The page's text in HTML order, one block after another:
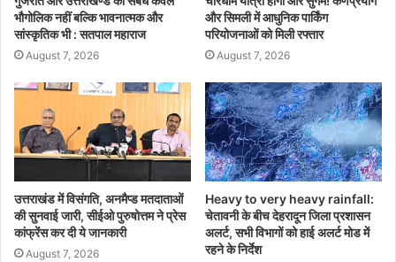
भौगोलिक नहीं बल्कि भावनात्मक और
सांस्कृतिक भी : सतपाल महाराज
August 7, 2026
और सिमली में आधुनिक पार्किंग
परियोजनाओं को मिली रफ्तार
August 7, 2026
उत्तराखंड में विसंगति, अनमैप्ड मतदाताओं
की सुनवाई जारी, सीईओ पुरुषोत्तम ने प्रेस
कांफ्रेंस कर दी ये जानकारी
August 7, 2026
Heavy to very heavy rainfall:
चेतावनी के बीच देहरादून जिला प्रशासन
अलर्ट, सभी विभागों को हाई अलर्ट मोड में
रहने के निर्देश